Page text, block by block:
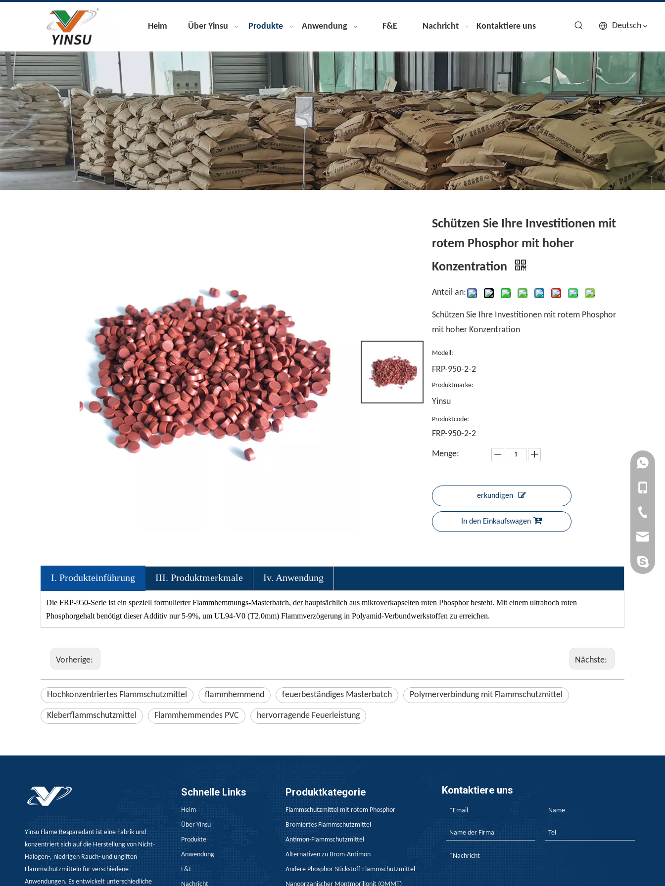
Heim Über Yinsu Produkte Anwendung F&E Nachricht Kontaktiere uns Deutsch
Schützen Sie Ihre Investitionen mit
rotem Phosphor mit hoher
Konzentration
Anteil an:
Schützen Sie Ihre Investitionen mit rotem Phosphor
mit hoher Konzentration
Modell:
FRP-950-2-2
Produktmarke:
Yinsu
Produktcode:
FRP-950-2-2
Menge:
erkundigen
In den Einkaufswagen
I. Produkteinführung III. Produktmerkmale Iv. Anwendung
Die FRP-950-Serie ist ein speziell formulierter Flammhemmungs-Masterbatch, der hauptsächlich aus mikroverkapselten roten Phosphor besteht. Mit einem ultrahoch roten
Phosphorgehalt benötigt dieser Additiv nur 5-9%, um UL94-V0 (T2.0mm) Flammverzögerung in Polyamid-Verbundwerkstoffen zu erreichen.
Vorherige: Nächste:
Hochkonzentriertes Flammschutzmittel flammhemmend feuerbeständiges Masterbatch Polymerverbindung mit Flammschutzmittel
Kleberflammschutzmittel Flammhemmendes PVC hervorragende Feuerleistung
Yinsu Flame Resparedant ist eine Fabrik und
konzentriert sich auf die Herstellung von Nicht-
Halogen-, niedrigen Rauch- und ungiften
Flammschutzmitteln für verschiedene
Anwendungen. Es entwickelt unterschiedliche
Schnelle Links
Heim
Über Yinsu
Produkte
Anwendung
F&E
Nachricht
Produktkategorie
Flammschutzmittel mit rotem Phosphor
Bromiertes Flammschutzmittel
Antimon-Flammschutzmittel
Alternativen zu Brom-Antimon
Andere Phosphor-Stickstoff-Flammschutzmittel
Nanoorganischer Montmorillonit (OMMT)
+86-
+86-20-
yan-g-
Sandy
Kontaktiere uns